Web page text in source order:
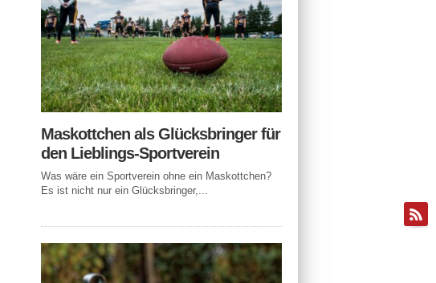
Maskottchen als Glücksbringer für
den Lieblings-Sportverein
Was wäre ein Sportverein ohne ein Maskottchen?
Es ist nicht nur ein Glücksbringer,...